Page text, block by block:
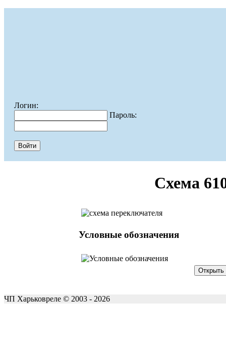
Логин:
Пароль:
Схема
Условные обозначения
ЧП Харьковреле © 2003 - 2026